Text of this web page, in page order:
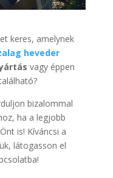
keres, amelynek
heveder
vagy éppen
bizalommal
ha a legjobb
is! Kíváncsi a
látogasson el